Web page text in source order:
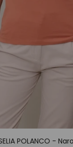
POLANCO -